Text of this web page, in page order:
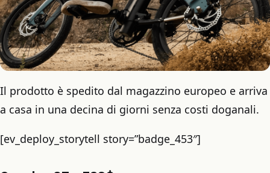
Il prodotto è spedito dal magazzino europeo e arriva
a casa in una decina di giorni senza costi doganali.
[ev_deploy_storytell story=”badge_453″]